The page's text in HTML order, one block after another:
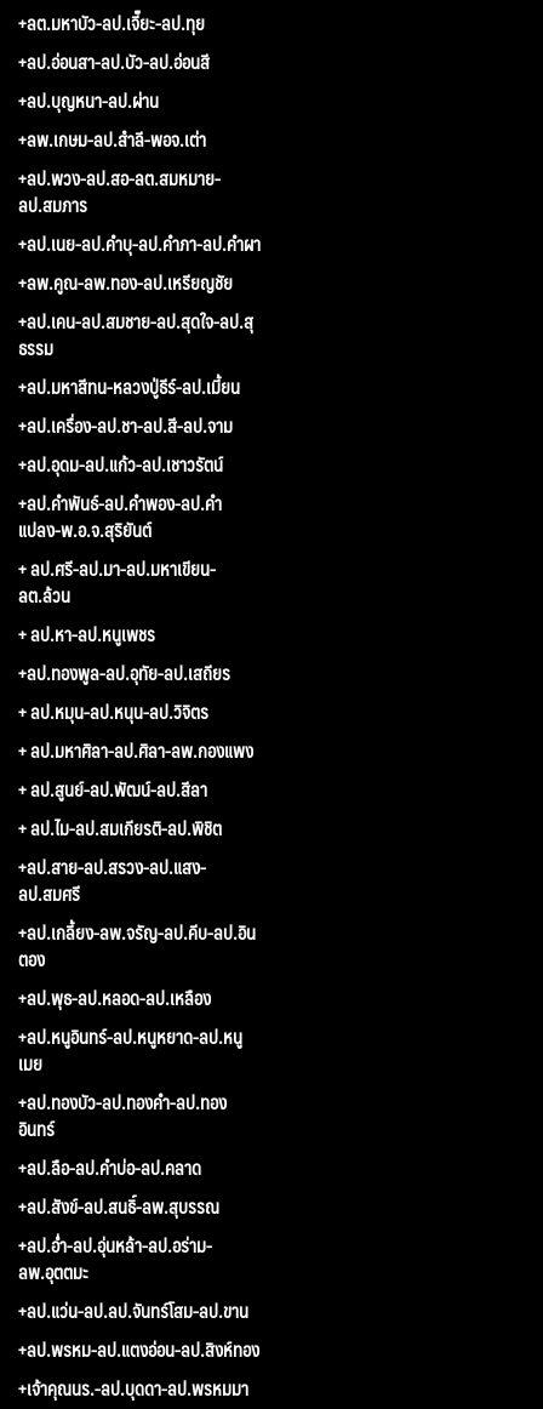
+ลต.มหาบัว-ลป.เจี๊ยะ-ลป.ทุย
+ลป.อ่อนสา-ลป.บัว-ลป.อ่อนสี
+ลป.บุญหนา-ลป.ผ่าน
+ลพ.เกษม-ลป.สำลี-พอจ.เต่า
+ลป.พวง-ลป.สอ-ลต.สมหมาย-
ลป.สมภาร
+ลป.เนย-ลป.คำบุ-ลป.คำภา-ลป.คำผา
+ลพ.คูณ-ลพ.ทอง-ลป.เหรียญชัย
+ลป.เคน-ลป.สมชาย-ลป.สุดใจ-ลป.สุ
ธรรม
+ลป.มหาสีทน-หลวงปู่ธีร์-ลป.เมี้ยน
+ลป.เครื่อง-ลป.ชา-ลป.สี-ลป.จาม
+ลป.อุดม-ลป.แก้ว-ลป.เชาวรัตน์
+ลป.คำพันธ์-ลป.คำพอง-ลป.คำ
แปลง-พ.อ.จ.สุริยันต์
+ ลป.ศรี-ลป.มา-ลป.มหาเขียน-
ลต.ล้วน
+ ลป.หา-ลป.หนูเพชร
+ลป.ทองพูล-ลป.อุทัย-ลป.เสถียร
+ ลป.หมุน-ลป.หนุน-ลป.วิจิตร
+ ลป.มหาศิลา-ลป.ศิลา-ลพ.กองแพง
+ ลป.สูนย์-ลป.พัฒน์-ลป.สีลา
+ ลป.ไม-ลป.สมเกียรติ-ลป.พิชิต
+ลป.สาย-ลป.สรวง-ลป.แสง-
ลป.สมศรี
+ลป.เกลี้ยง-ลพ.จรัญ-ลป.คีบ-ลป.อิน
ตอง
+ลป.พุธ-ลป.หลอด-ลป.เหลือง
+ลป.หนูอินทร์-ลป.หนูหยาด-ลป.หนู
เมย
+ลป.ทองบัว-ลป.ทองคำ-ลป.ทอง
อินทร์
+ลป.ลือ-ลป.คำบ่อ-ลป.คลาด
+ลป.สังข์-ลป.สนธิ์-ลพ.สุบรรณ
+ลป.อ่ำ-ลป.อุ่นหล้า-ลป.อร่าม-
ลพ.อุตตมะ
+ลป.แว่น-ลป.ลป.จันทร์โสม-ลป.ขาน
+ลป.พรหม-ลป.แตงอ่อน-ลป.สิงห์ทอง
+เจ้าคุณนร.-ลป.บุดดา-ลป.พรหมมา